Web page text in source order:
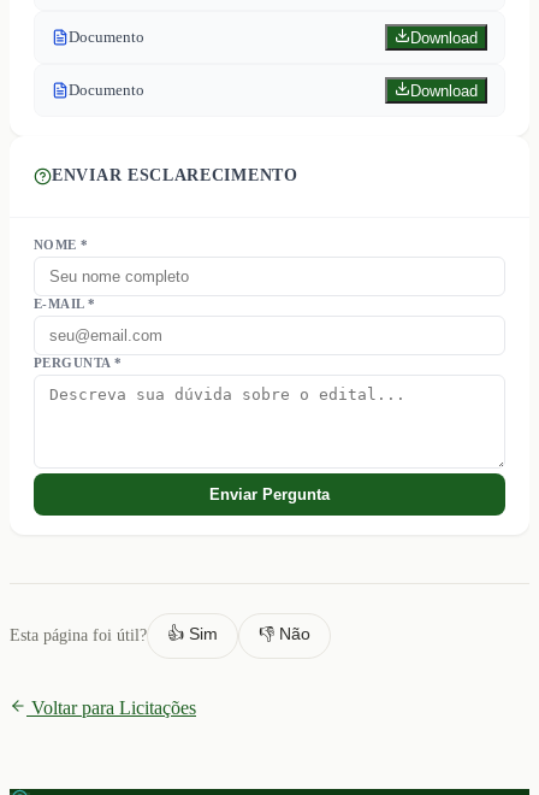
Documento Download
Documento Download
ENVIAR ESCLARECIMENTO
NOME *
E-MAIL *
PERGUNTA *
Enviar Pergunta
Esta página foi útil? 👍 Sim 👎 Não
Voltar para Licitações